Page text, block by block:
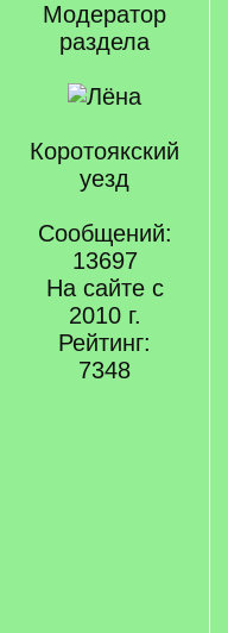
Модератор
раздела
Коротоякский
уезд
Сообщений:
13697
На сайте с
2010 г.
Рейтинг:
7348